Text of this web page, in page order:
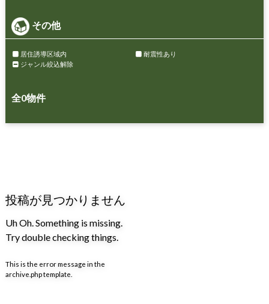
その他
居住誘導区域内
耐震性あり
ジャンル絞込解除
全0物件
投稿が見つかりません
Uh Oh. Something is missing.
Try double checking things.
This is the error message in the
archive.php template.